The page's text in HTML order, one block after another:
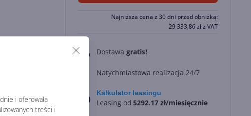
i oferowała
treści i
Najniższa cena z 30 dni przed obniżką:
29 333,86złz VAT
Dostawa gratis!
Natychmiastowa realizacja 24/7
Kalkulator leasingu
Leasing od 5292.17 zł/miesięcznie